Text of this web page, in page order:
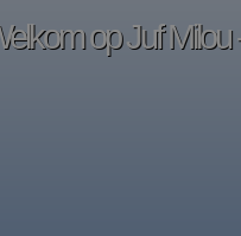
op Juf Milou